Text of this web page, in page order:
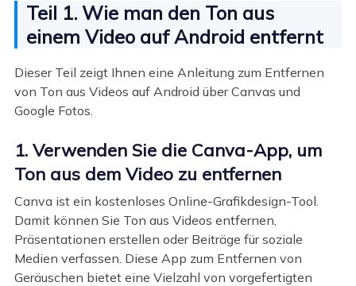
Teil 1. Wie man den Ton aus
einem Video auf Android entfernt
Dieser Teil zeigt Ihnen eine Anleitung zum Entfernen
von Ton aus Videos auf Android über Canvas und
Google Fotos.
1. Verwenden Sie die Canva-App, um
Ton aus dem Video zu entfernen
Canva ist ein kostenloses Online-Grafikdesign-Tool.
Damit können Sie Ton aus Videos entfernen,
Präsentationen erstellen oder Beiträge für soziale
Medien verfassen. Diese App zum Entfernen von
Geräuschen bietet eine Vielzahl von vorgefertigten